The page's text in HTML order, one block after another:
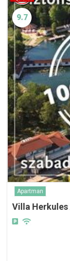
9.7
Apartman
Villa